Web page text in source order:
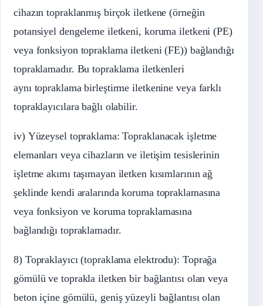
cihazın topraklanmış birçok iletkene (örneğin
potansiyel dengeleme iletkeni, koruma iletkeni (PE)
veya fonksiyon topraklama iletkeni (FE)) bağlandığı
topraklamadır. Bu topraklama iletkenleri
aynı topraklama birleştirme iletkenine veya farklı
topraklayıcılara bağlı olabilir.
iv) Yüzeysel topraklama: Topraklanacak işletme
elemanları veya cihazların ve iletişim tesislerinin
işletme akımı taşımayan iletken kısımlarının ağ
şeklinde kendi aralarında koruma topraklamasına
veya fonksiyon ve koruma topraklamasına
bağlandığı topraklamadır.
8) Topraklayıcı (topraklama elektrodu): Toprağa
gömülü ve toprakla iletken bir bağlantısı olan veya
beton içine gömülü, geniş yüzeyli bağlantısı olan